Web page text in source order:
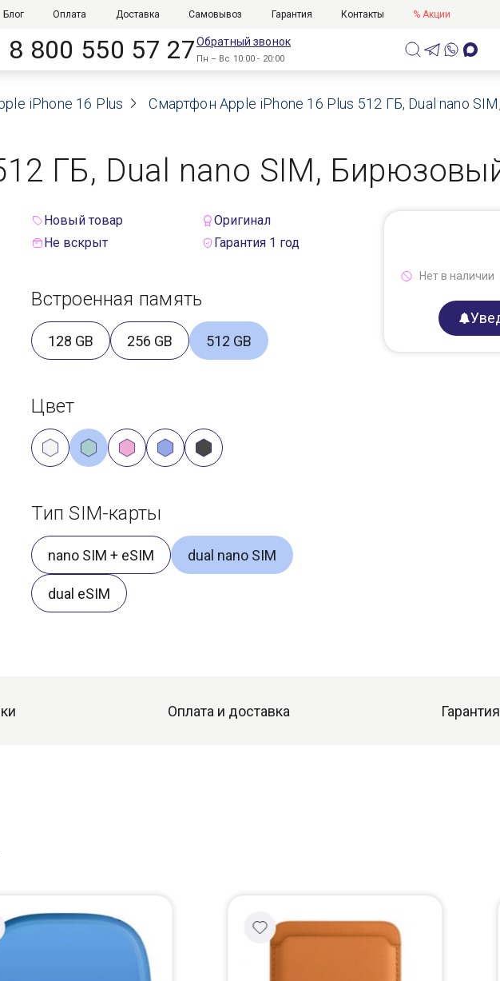
Блог Оплата Доставка Самовывоз Гарантия Контакты % Акции
8 800 550 57 27Обратный звонок
Пн – Вс 10:00 - 20:00
iPhone 16 Plus Смартфон Apple iPhone 16 Plus 512 ГБ, Dual nano
ГБ, Dual nano SIM,
Новый товар
Оригинал
Не вскрыт
Гарантия 1 год
Встроенная память
128 GB 256 GB 512 GB
Цвет
Тип SIM-карты
nano SIM + eSIM dual nano SIM
dual eSIM
Нет в наличии
Оплата и доставка Гарантия